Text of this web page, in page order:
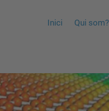
Inici Qui som?